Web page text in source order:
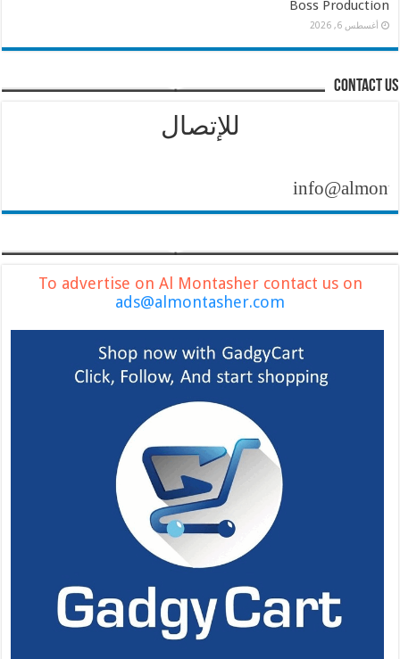
Boss Production
أغسطس 6, 2026
contact us
للإتصال
To advertise on Al Montasher contact us on
ads@almontasher.com